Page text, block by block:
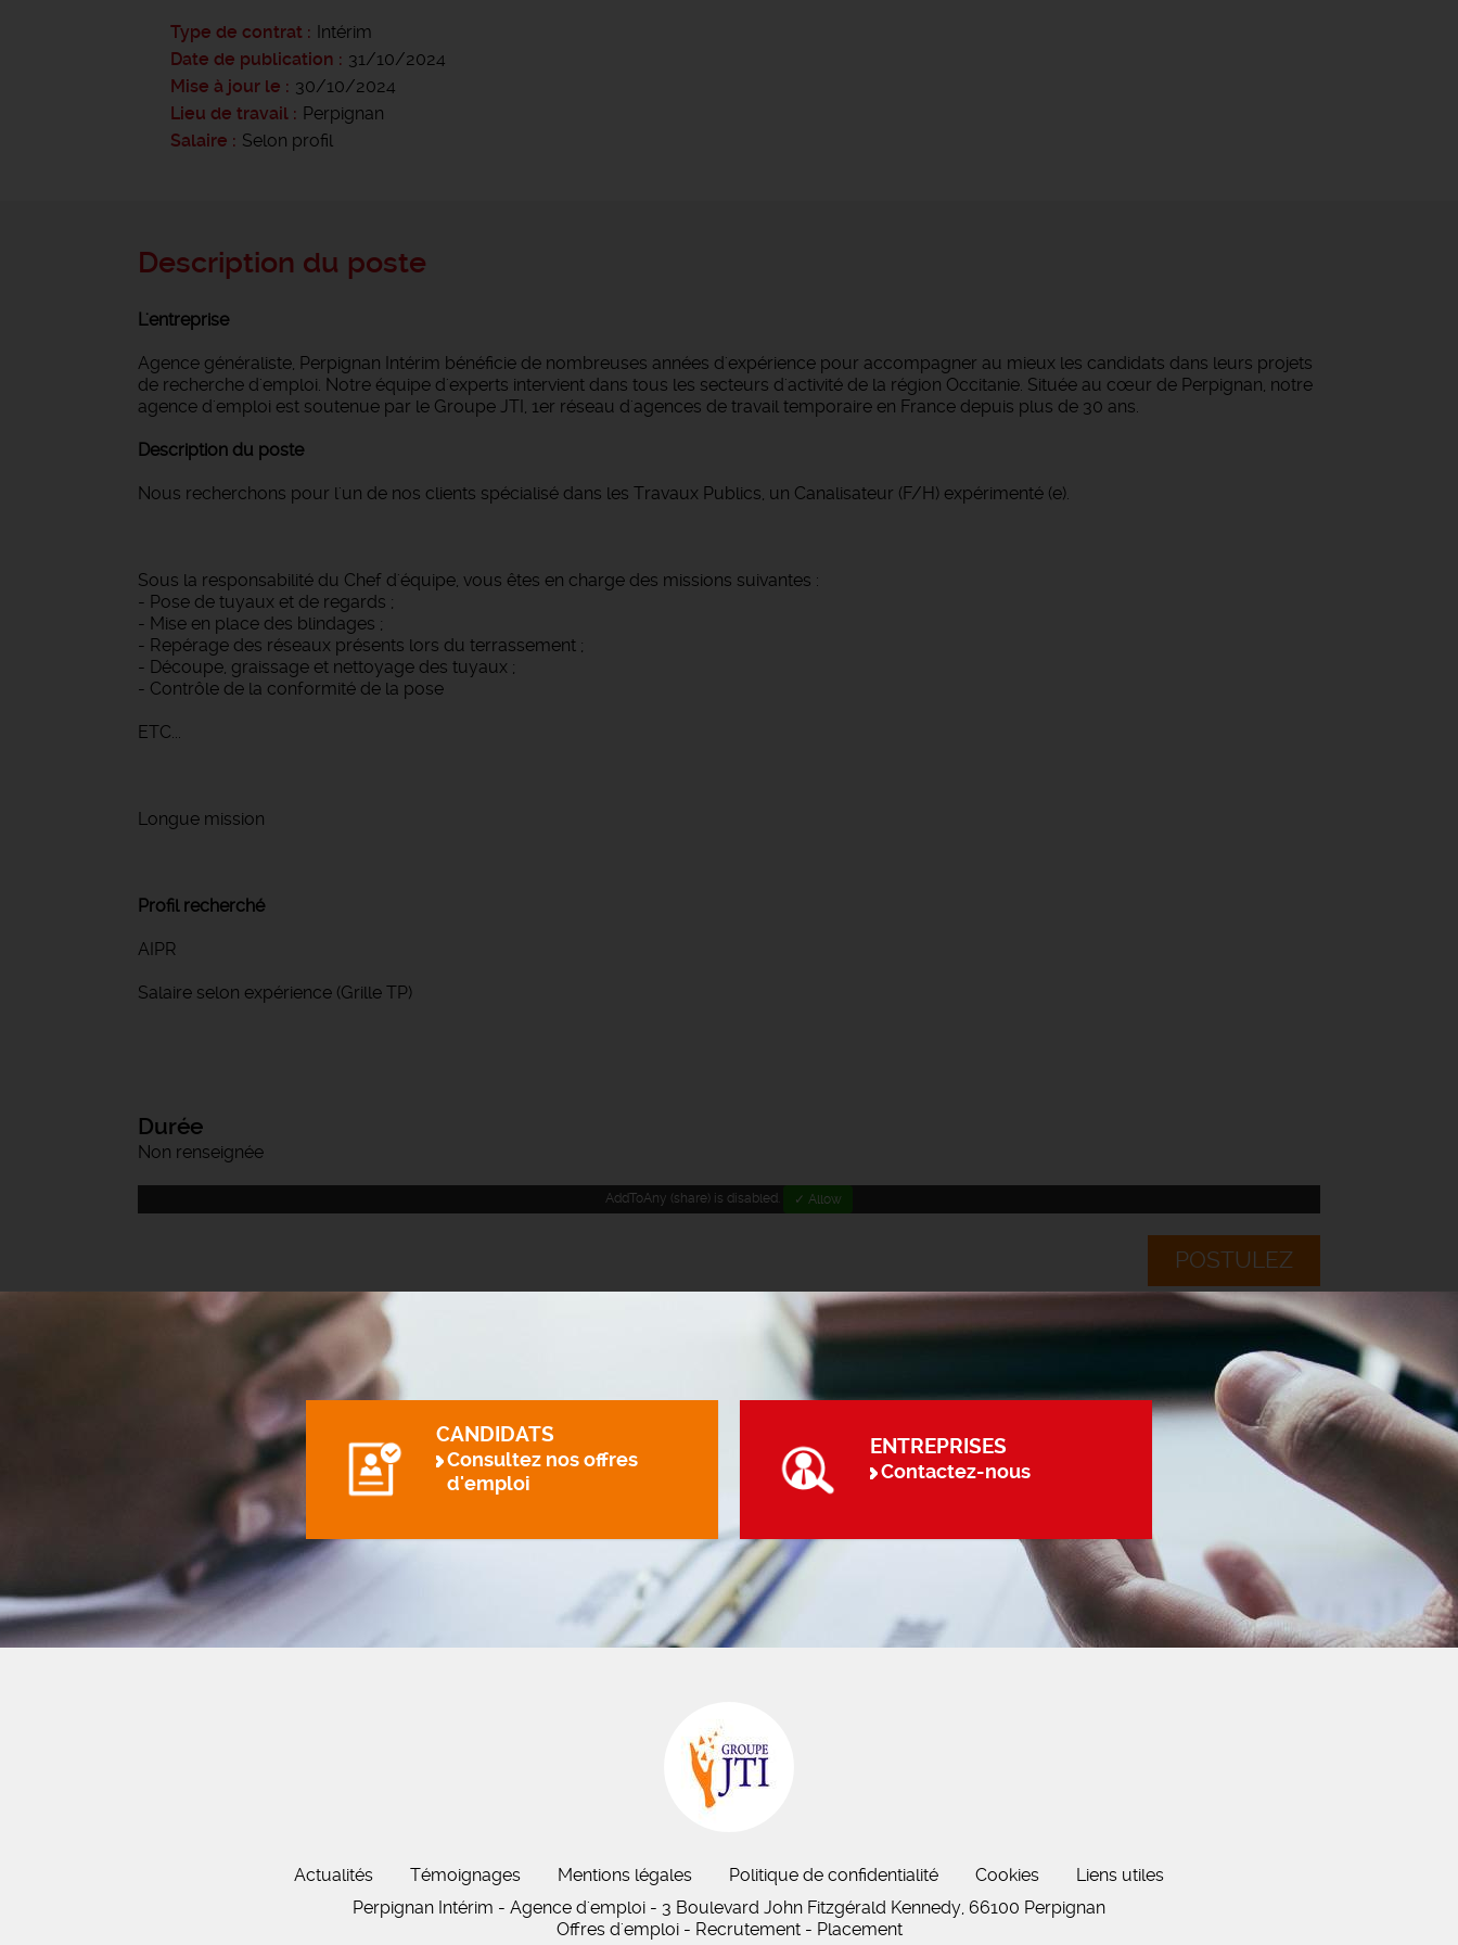
Type de contrat
Intérim
Date de publication
31/10/2024
Mise à jour le
30/10/2024
Lieu de travail
Perpignan
Salaire
Selon profil
Description du poste
L'entreprise
Agence généraliste, Perpignan Intérim bénéficie de nombreuses années d'expérience pour accompagner au mieux les candidats dans leurs projets
de recherche d'emploi. Notre équipe d'experts intervient dans tous les secteurs d'activité de la région Occitanie. Située au cœur de Perpignan, notre
agence d'emploi est soutenue par le Groupe JTI, 1er réseau d'agences de travail temporaire en France depuis plus de 30 ans.
Description du poste
Nous recherchons pour l'un de nos clients spécialisé dans les Travaux Publics, un Canalisateur (F/H) expérimenté (e).
Sous la responsabilité du Chef d'équipe, vous êtes en charge des missions suivantes :
- Pose de tuyaux et de regards ;
- Mise en place des blindages ;
- Repérage des réseaux présents lors du terrassement ;
- Découpe, graissage et nettoyage des tuyaux ;
- Contrôle de la conformité de la pose
ETC...
Longue mission
Profil recherché
AIPR
Salaire selon expérience (Grille TP)
Durée
Non renseignée
AddToAny (share) is disabled. ✓ Allow
POSTULEZ
CANDIDATS
Consultez nos offres
d'emploi
ENTREPRISES
Contactez-nous
Actualités Témoignages Mentions légales Politique de confidentialité Cookies
Liens utiles
Perpignan Intérim - Agence d'emploi - 3 Boulevard John Fitzgérald Kennedy, 66100 Perpignan
Offres d'emploi - Recrutement - Placement